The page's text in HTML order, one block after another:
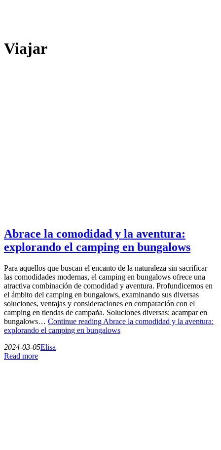
Viajar
Abrace la comodidad y la aventura:
explorando el camping en bungalows
Para aquellos que buscan el encanto de la naturaleza sin sacrificar
las comodidades modernas, el camping en bungalows ofrece una
atractiva combinación de comodidad y aventura. Profundicemos en
el ámbito del camping en bungalows, examinando sus diversas
soluciones, ventajas y consideraciones en comparación con el
camping en tiendas de campaña. Soluciones diversas: acampar en
bungalows… Continue reading Abrace la comodidad y la aventura:
explorando el camping en bungalows
2024-03-05Elisa
Read more